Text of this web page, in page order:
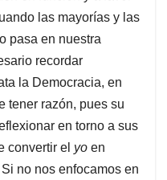
las mayorías y las
pasa en nuestra
recordar
la Democracia, en
tener razón, pues su
en torno a sus
convertir el yo en
Si no nos enfocamos en